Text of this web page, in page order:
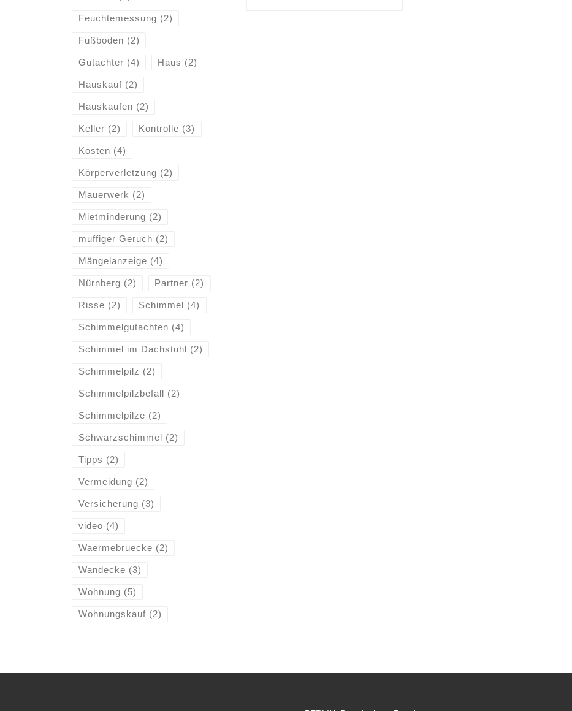
Feuchtemessung (2)
Fußboden (2)
Gutachter (4) Haus (2)
Hauskauf(2)
Hauskaufen (2)
Keller (2) Kontrolle (3)
Kosten (4)
Körperverletzung (2)
Mauerwerk (2)
Mietminderung (2)
muffiger Geruch (2)
Mängelanzeige (4)
Nürnberg (2) Partner (2)
Risse (2) Schimmel (4)
Schimmelgutachten (4)
Schimmel im Dachstuhl (2)
Schimmelpilz (2)
Schimmelpilzbefall (2)
Schimmelpilze (2)
Schwarzschimmel (2)
Tipps (2)
Vermeidung (2)
Versicherung (3)
video (4)
Waermebruecke (2)
Wandecke (3)
Wohnung (5)
Wohnungskauf(2)